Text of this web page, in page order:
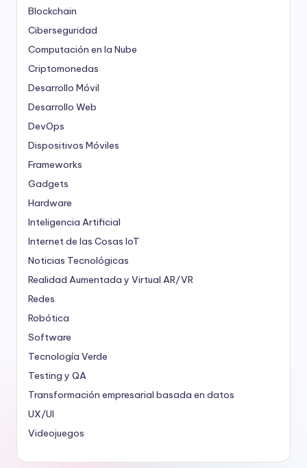
Blockchain
Ciberseguridad
Computación en la Nube
Criptomonedas
Desarrollo Móvil
Desarrollo Web
DevOps
Dispositivos Móviles
Frameworks
Gadgets
Hardware
Inteligencia Artificial
Internet de las Cosas IoT
Noticias Tecnológicas
Realidad Aumentada y Virtual AR/VR
Redes
Robótica
Software
Tecnología Verde
Testing y QA
Transformación empresarial basada en datos
UX/UI
Videojuegos